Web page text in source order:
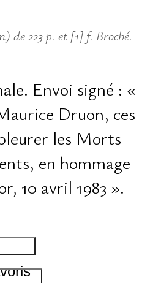
de 223 p. et [1] f. Broché.
Envoi signé : «
Druon, ces
les Morts
en hommage
10 avril 1983 ».